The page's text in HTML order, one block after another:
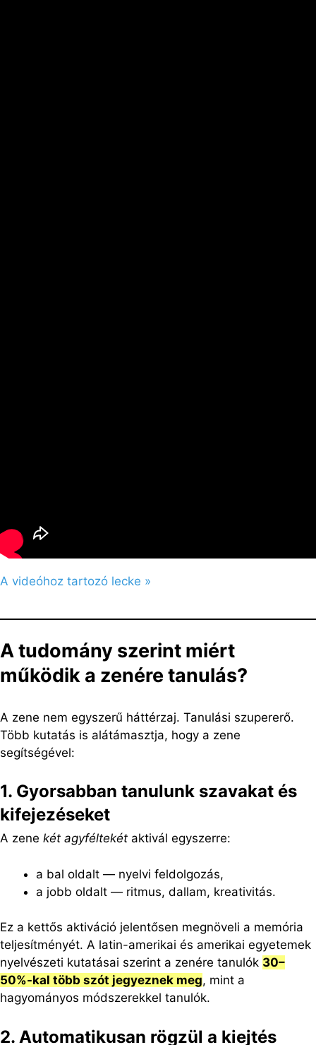
A videóhoz tartozó lecke »
A tudomány szerint miért
működik a zenére tanulás?
A zene nem egyszerű háttérzaj. Tanulási szupererő.
Több kutatás is alátámasztja, hogy a zene
segítségével:
1. Gyorsabban tanulunk szavakat és
kifejezéseket
A zene két agyféltekét aktivál egyszerre:
a bal oldalt — nyelvi feldolgozás,
a jobb oldalt — ritmus, dallam, kreativitás.
Ez a kettős aktiváció jelentősen megnöveli a memória
teljesítményét. A latin-amerikai és amerikai egyetemek
nyelvészeti kutatásai szerint a zenére tanulók 30–
50%-kal több szót jegyeznek meg, mint a
hagyományos módszerekkel tanulók.
2. Automatikusan rögzül a kiejtés